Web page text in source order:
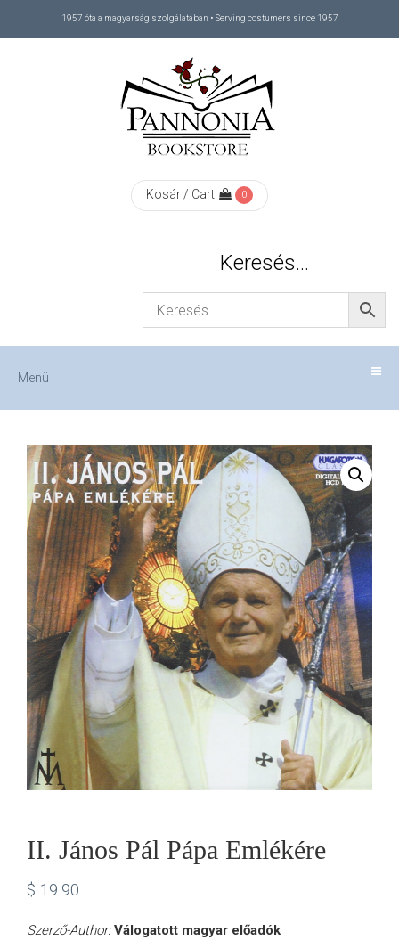
1957 óta a magyarság szolgálatában • Serving costumers since 1957
Kosár / Cart 0
Keresés…
Menü
SHOP
KAPCSOLAT
CONTACT
US
II. János Pál Pápa Emlékére
$ 19.90
Szerző-Author:Válogatott magyar előadók